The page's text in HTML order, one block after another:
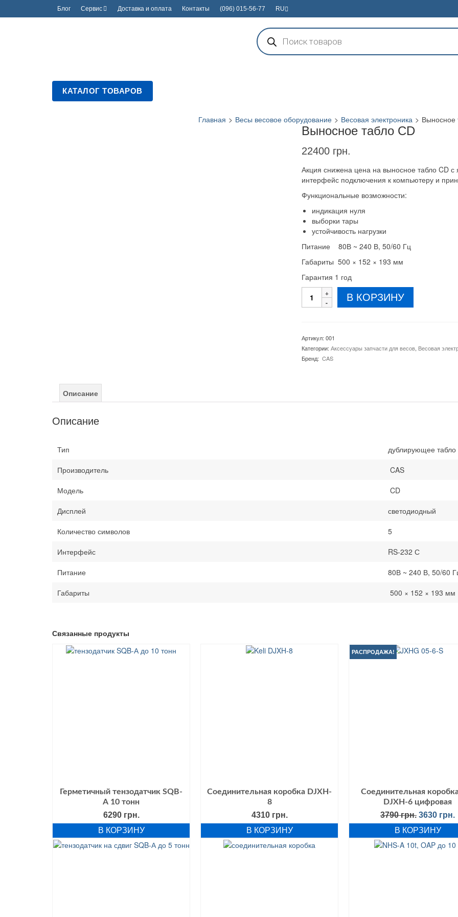
Блог Сервис Доставка и оплата Контакты (096) 015-56-77 RU
Поиск
товаров
КАТАЛОГ ТОВАРОВ
Главная > Весы весовое оборудование > Весовая электроника > Выносное
Выносное табло CD
22400 грн.
Акция снижена цена на выносное табло CD
интерфейс подключения к компьютеру и
Функциональные возможности:
индикация нуля
выборки тары
устойчивость нагрузки
Питание 80В ~ 240 В, 50/60 Гц
Габариты 500 × 152 × 193 мм
Гарантия 1 год
Количество
товара
В КОРЗИНУ
Артикул: 001
Категории: Аксессуары запчасти для весов, Весовая
Бренд: CAS
Описание
Описание
Тип
дублирующее табло
Производитель
CAS
Модель
CD
Дисплей
светодиодный
Количество символов
5
Интерфейс
RS-232 С
Питание
80В ~ 240 В, 50/60
Габариты
500 × 152 × 193 мм
Связанные продукты
Герметичный тензодатчик SQB-
А 10 тонн
6290 грн.
В КОРЗИНУ
Соединительная коробка DJXH-
8
4310 грн.
В КОРЗИНУ
РАСПРОДАЖА!
Соединительная
DJXH-6 цифровая
3790грн.
цена
3790 грн..
3630 грн.
В КОРЗИНУ